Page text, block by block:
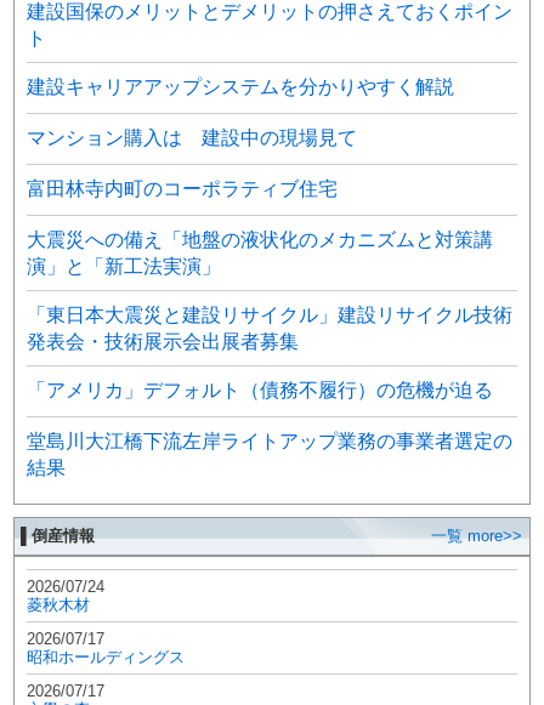
建設国保のメリットとデメリットの押さえておくポイン
ト
建設キャリアアップシステムを分かりやすく解説
マンション購入は 建設中の現場見て
富田林寺内町のコーポラティブ住宅
大震災への備え「地盤の液状化のメカニズムと対策講
演」と「新工法実演」
「東日本大震災と建設リサイクル」建設リサイクル技術
発表会・技術展示会出展者募集
「アメリカ」デフォルト（債務不履行）の危機が迫る
堂島川大江橋下流左岸ライトアップ業務の事業者選定の
結果
▌倒産情報 一覧 more>>
2026/07/24
菱秋木材
2026/07/17
昭和ホールディングス
2026/07/17